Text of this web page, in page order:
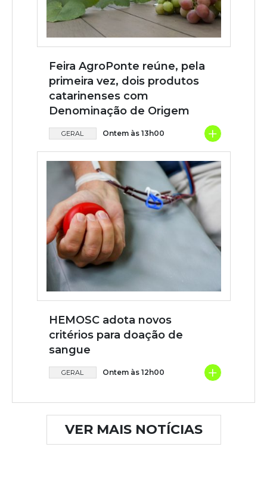
Feira AgroPonte reúne, pela
primeira vez, dois produtos
catarinenses com
Denominação de Origem
GERAL Ontem às 13h00 +
HEMOSC adota novos
critérios para doação de
sangue
GERAL Ontem às 12h00 +
VER MAIS NOTÍCIAS